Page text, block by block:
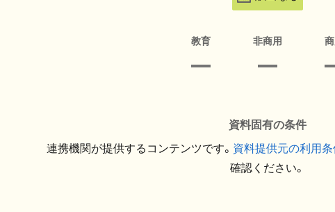
教育 非商用
資料固有の条件
連携機関が提供するコンテンツです。 資料提供元の利用
確認ください。